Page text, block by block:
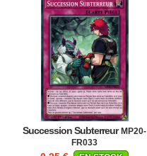
Succession Subterreur MP20-
FR033